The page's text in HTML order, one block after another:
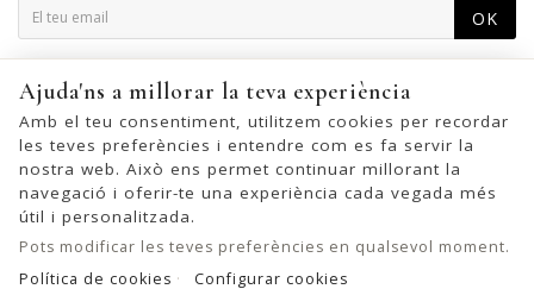
OK
això, trobeu la nostra informació de contacte a l'avís legal.
Ajuda'ns a millorar la teva experiència
Amb el teu consentiment, utilitzem cookies per recordar
les teves preferències i entendre com es fa servir la
nostra web. Això ens permet continuar millorant la
navegació i oferir-te una experiència cada vegada més
útil i personalitzada.
Pots modificar les teves preferències en qualsevol moment.
Política de cookies
Configurar cookies
© 2026 - United Bags Company S.L. - Todos los derechos reservados.
Inscrita en el Registro Mercantil de Barcelona, Tomo 33286, Libro 228637,
Folio 0083, Sección general, Inscripción 1ª